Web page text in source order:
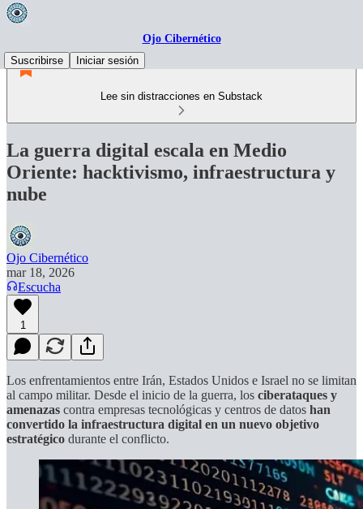
Ojo Cibernético
Suscribirse
Iniciar sesión
Lee sin distracciones en Substack
La guerra digital escala en Medio
Oriente: hacktivismo, infraestructura y
nube
Ojo Cibernético
mar 18, 2026
Escucha
1
Los enfrentamientos entre Irán, Estados Unidos e Israel no se limitan
al campo militar. Desde el inicio de la guerra, los ciberataques y
amenazas contra empresas tecnológicas y centros de datos han
convertido la infraestructura digital en un nuevo objetivo
estratégico durante el conflicto.